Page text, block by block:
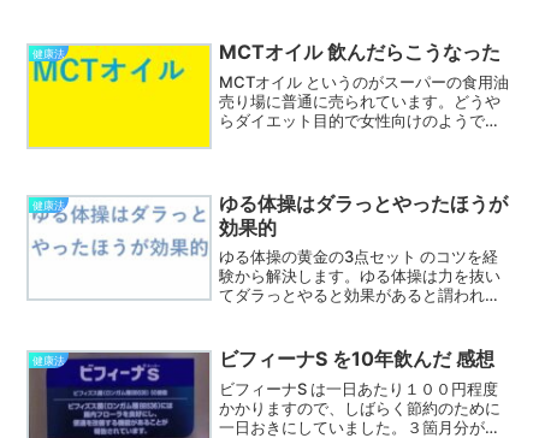
なって体調が最悪になってしまいまし
た。家事にも支障をきたす自体になりま
した。
健康法 MCTオイル 飲んだらこうなった
MCTオイル というのがスーパーの食用油
売り場に普通に売られています。どうや
らダイエット目的で女性向けのようで
に MCTオイル が良いと「本要約チャン
ネル」で知ったからです。あくまでも個
人の感想です。
健康法
ゆる体操はダラっとやったほうが
効果的
ゆる体操の黄金の3点セット のコツを経
験から解決します。ゆる体操は力を抜い
てダラっとやると効果があると謂われて
が効果的 であることを経験から解説しま
す。
健康法 ビフィーナS を10年飲んだ 感想
ビフィーナS は一日あたり１００円程度
かかりますので、しばらく節約のために
一日おきにしていました。３箇月分がた